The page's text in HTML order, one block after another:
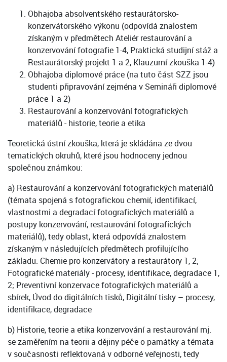
Obhajoba absolventského restaurátorsko-
konzervátorského výkonu (odpovídá znalostem
získaným v předmětech Ateliér restaurování a
konzervování fotografie 1-4, Praktická studijní stáž a
Restaurátorský projekt 1 a 2, Klauzurní zkouška 1-4)
Obhajoba diplomové práce (na tuto část SZZ jsou
studenti připravování zejména v Semináři diplomové
práce 1 a 2)
Restaurování a konzervování fotografických
materiálů - historie, teorie a etika
Teoretická ústní zkouška, která je skládána ze dvou
tematických okruhů, které jsou hodnoceny jednou
společnou známkou:
a) Restaurování a konzervování fotografických materiálů
(témata spojená s fotografickou chemií, identifikací,
vlastnostmi a degradací fotografických materiálů a
postupy konzervování, restaurování fotografických
materiálů), tedy oblast, která odpovídá znalostem
získaným v následujících předmětech profilujícího
základu: Chemie pro konzervátory a restaurátory 1, 2;
Fotografické materiály - procesy, identifikace, degradace 1,
2; Preventivní konzervace fotografických materiálů a
sbírek, Úvod do digitálních tisků, Digitální tisky – procesy,
identifikace, degradace
b) Historie, teorie a etika konzervování a restaurování mj.
se zaměřením na teorii a dějiny péče o památky a témata
v současnosti reflektovaná v odborné veřejnosti, tedy